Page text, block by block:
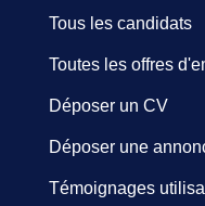
Tous les candidats
Toutes les offres
Déposer un CV
Déposer une
Témoignages